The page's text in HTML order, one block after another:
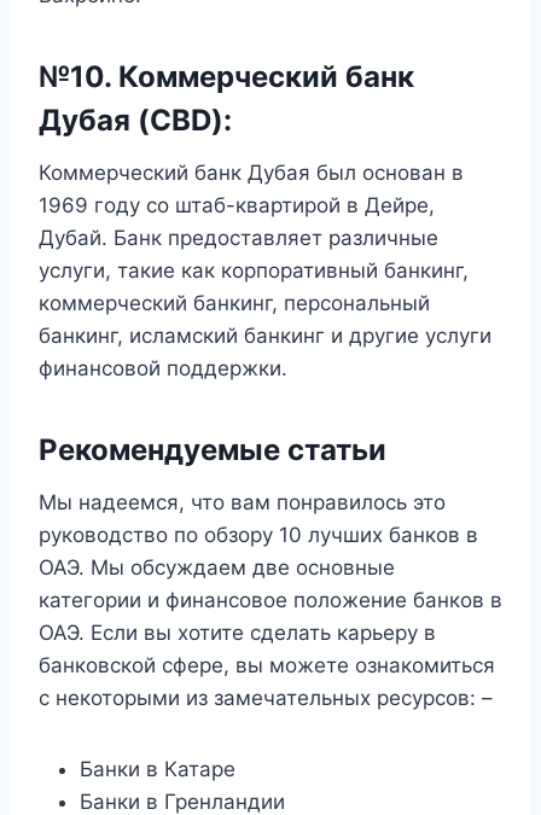
№10. Коммерческий банк
Дубая (CBD):
Коммерческий банк Дубая был основан в
1969 году со штаб-квартирой в Дейре,
Дубай. Банк предоставляет различные
услуги, такие как корпоративный банкинг,
коммерческий банкинг, персональный
банкинг, исламский банкинг и другие услуги
финансовой поддержки.
Рекомендуемые статьи
Мы надеемся, что вам понравилось это
руководство по обзору 10 лучших банков в
ОАЭ. Мы обсуждаем две основные
категории и финансовое положение банков в
ОАЭ. Если вы хотите сделать карьеру в
банковской сфере, вы можете ознакомиться
с некоторыми из замечательных ресурсов: –
Банки в Катаре
Банки в Гренландии